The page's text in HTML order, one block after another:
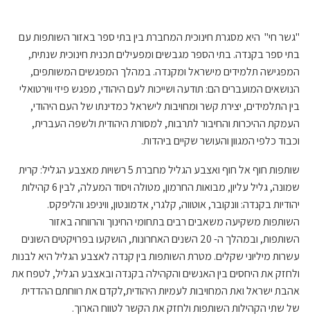
"גשר חי" היא מסגרת חינוכית המחברת בין בתי ספר באזור השותפות עם
בתי ספר בקנדה. בתי הספר מגבשים ומפעילים תכנית חינוכית שנתית,
המפגישה תלמידים מישראל ומקנדה. במהלך המפגשים המשותפים,
הנושאים המועברים הם: תודעה ושייכות לעם היהודי, מפגש פיזי ווירטואלי
בין התלמידים, יצירת קשר ומחויבות לישראל כמדינתו של העם היהודי,
העמקת ההיכרות והחיבור לתרבות, למסורת היהודית ולשפה העברית,
וכבוד כלפי המגוון והעושר שקיים ביהדות.
שותפות חוף אל חוף ואצבע הגליל מחברת 5 רשויות מאצבע הגליל: קרית
שמונה, גליל עליון, מבואות החרמון, מטולה ויסוד המעלה, לבין 6 קהילות
יהודיות בקנדה: וונקובר, אוטווה, קלגרי, אדמונטון, וויניפג והליפקס.
השותפות משקיעה משאבים רבים בתחומי החינוך והרווחה באזור
השותפות, ובמהלך ה- 20 השנים האחרונות, הושקעו בפרויקטים השונים
עשרות מיליוני שקלים. מטרת השותפות בין קנדה לאצבע הגליל היא לבנות
ולחזק את היחסים בין האנשים והקהילה בקנדה ובאצבע הגליל, לטפח את
אהבת ישראל ואת המחויבות לעמיות היהודית,לקדם את רווחתם ההדדית
של שתי הקהילות השותפות ולחזק את הקשר לטווח הארוך.